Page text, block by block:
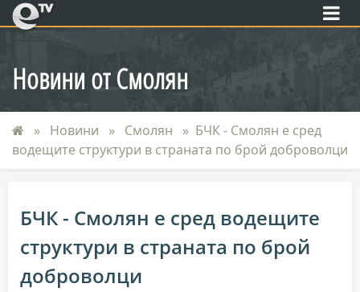
eTV
Новини от Смолян
Новини Смолян
БЧК - Смолян е сред
водещите структури в страната по брой доброволци
БЧК - Смолян е сред водещите
структури в страната по брой
доброволци